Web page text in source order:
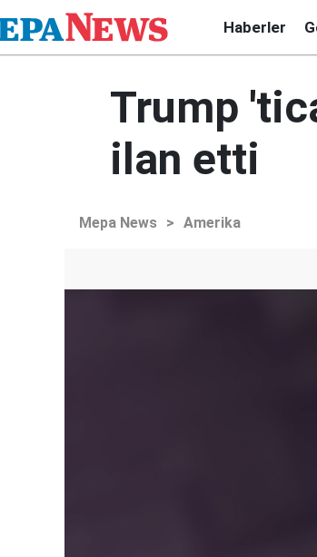
Haberler
Trump
ilan etti
Mepa News > Amerika